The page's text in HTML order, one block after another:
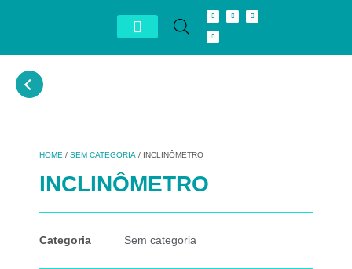
HOME / SEM CATEGORIA / INCLINÔMETRO
INCLINÔMETRO
Categoria Sem categoria